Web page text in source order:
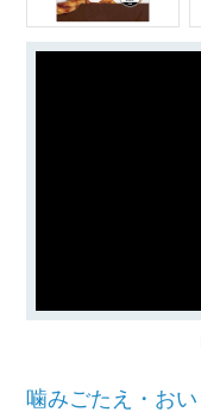
噛みごたえ・お